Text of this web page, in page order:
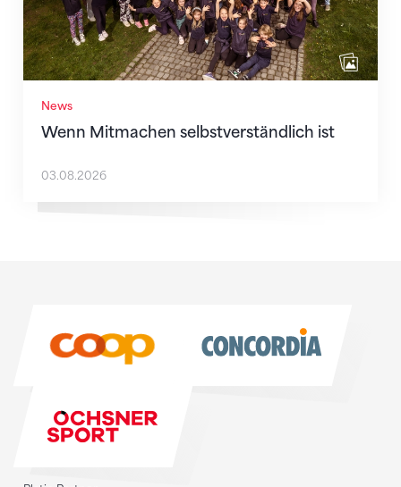
News
Wenn Mitmachen selbstverständlich ist
03.08.2026